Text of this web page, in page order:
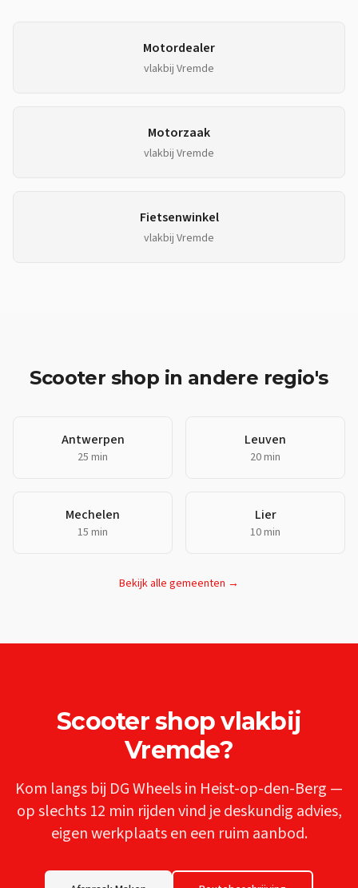
Motordealer
vlakbij Vremde
Motorzaak
vlakbij Vremde
Fietsenwinkel
vlakbij Vremde
Scooter shop in andere regio's
Antwerpen
25 min
Leuven
20 min
Mechelen
15 min
Lier
10 min
Bekijk alle gemeenten →
Scooter shopvlakbij
Vremde?
Kom langs bij DG Wheels in Heist-op-den-Berg —
op slechts 12 min rijden vind je deskundig advies,
eigen werkplaats en een ruim aanbod.